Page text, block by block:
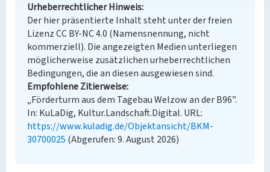
Urheberrechtlicher Hinweis
Der hier präsentierte Inhalt steht unter der freien
Lizenz CC BY-NC 4.0 (Namensnennung, nicht
kommerziell). Die angezeigten Medien unterliegen
möglicherweise zusätzlichen urheberrechtlichen
Bedingungen, die an diesen ausgewiesen sind.
Empfohlene Zitierweise
„Förderturm aus dem Tagebau Welzow an der B96”.
In: KuLaDig, Kultur.Landschaft.Digital. URL:
https://www.kuladig.de/Objektansicht/BKM-
30700025 (Abgerufen: 9. August 2026)